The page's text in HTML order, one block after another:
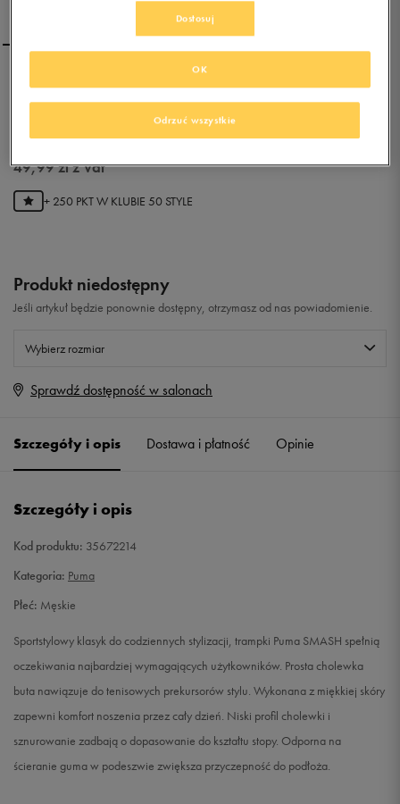
PUMA SMASH
49,99złz Vat
+ 250 PKT W KLUBIE 50 STYLE
Produkt niedostępny
Jeśli artykuł będzie ponownie dostępny, otrzymasz od nas powiadomienie.
Wybierz rozmiar
Rozmiary EU
41 26,5 cm
42
42,5 27,5 cm Powiadom o dostępności
28,5 cm Powiadom o dostępności
Sprawdź dostępność w salonach
Szczegóły i opis Dostawa i płatność Opinie
Szczegóły i opis
Kod produktu: 35672214
Kategoria: Puma
Płeć: Męskie
Sportstylowy klasyk do codziennych stylizacji, trampki Puma SMASH spełnią
oczekiwania najbardziej wymagających użytkowników. Prosta cholewka
buta nawiązuje do tenisowych prekursorów stylu. Wykonana z miękkiej skóry
zapewni komfort noszenia przez cały dzień. Niski profil cholewki i
sznurowanie zadbają o dopasowanie do kształtu stopy. Odporna na
ścieranie guma w podeszwie zwiększa przyczepność do podłoża.
Dostosuj
Odrzuć wszystkie
OK